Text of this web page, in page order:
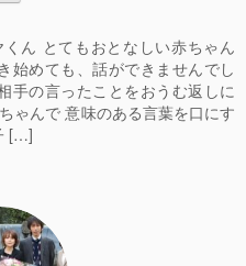
ん とてもおとなしい赤ちゃん
始めても、話ができませんでし
手の言ったことをおうむ返しに
ゃんで 意味のある言葉を口にす
[…]